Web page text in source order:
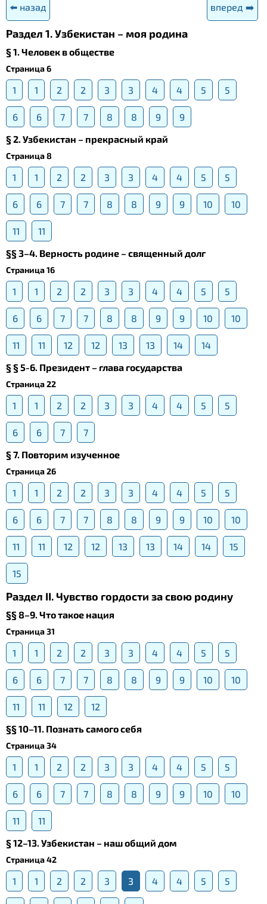
⬅️ назад вперед ➡️
Раздел 1. Узбекистан – моя родина
§ 1. Человек в обществе
Страница 6
1 1 2 2 3 3 4 4 5 5
6 6 7 7 8 8 9
9
§ 2. Узбекистан – прекрасный край
Страница 8
1 1 2 2 3 3 4 4 5 5
6 6 7 7 8 8 9 9 10 10
11
11
§§ 3–4. Верность родине – священный долг
Страница 16
1 1 2 2 3 3 4 4 5 5
6 6 7 7 8 8 9 9 10 10
11 11 12 12 13 13 14
14
§ § 5-6. Президент – глава государства
Страница 22
1 1 2 2 3 3 4 4 5 5
6 6 7
7
§ 7. Повторим изученное
Страница 26
1 1 2 2 3 3 4 4 5 5
6 6 7 7 8 8 9 9 10 10
11 11 12 12 13 13 14 14 15
15
Раздел II. Чувство гордости за свою родину
§§ 8–9. Что такое нация
Страница 31
1 1 2 2 3 3 4 4 5 5
6 6 7 7 8 8 9 9 10 10
11 11 12
12
§§ 10–11. Познать самого себя
Страница 34
1 1 2 2 3 3 4 4 5 5
6 6 7 7 8 8 9 9 10 10
11
11
§ 12–13. Узбекистан – наш общий дом
Страница 42
1 1 2 2 3 3 4 4 5 5